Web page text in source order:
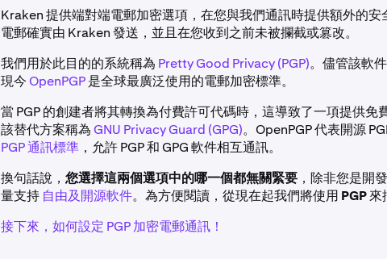
Kraken 提供端對端電郵加密選項，在您與我們通訊時提供額外的
電郵確實由 Kraken 發送，並且在您收到之前未被攔截或篡改。
我們用於此目的的系統稱為 Pretty Good Privacy (PGP)。儘管該軟
現今 OpenPGP是全球最廣泛使用的電郵加密標準。
當 PGP 的創建者將其轉換為付費許可代碼時，這導致了一項提供免
該替代方案稱為 GNU Privacy Guard (GPG)。OpenPGP 代表開源
PGP 通訊標準 ，允許 PGP 和 GPG 軟件相互通訊。
換句話說， 您選擇這兩個選項中的哪一個都無關緊要 ，除非您是開
量支持 自由及開源軟件。為方便閱讀，從現在起我們將使用 PGP來
接下來，如何設定 PGP 加密電郵通訊！